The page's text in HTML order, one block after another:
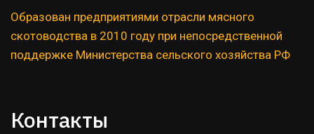
Образован предприятиями отрасли мясного
скотоводства в 2010 году при непосредственной
поддержке Министерства сельского хозяйства РФ
Контакты